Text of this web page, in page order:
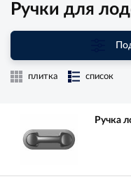
Ручки для
плитка список
Ручка